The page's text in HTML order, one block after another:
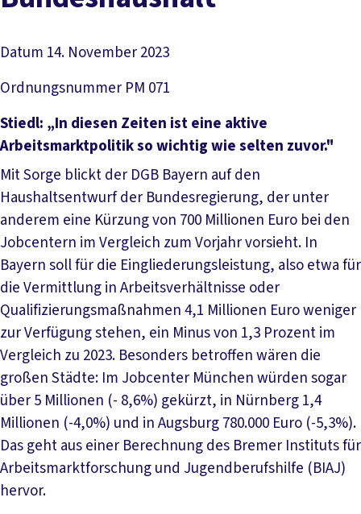
Datum 14. November 2023
Ordnungsnummer PM 071
Stiedl: „In diesen Zeiten ist eine aktive
Arbeitsmarktpolitik so wichtig wie selten zuvor."
Mit Sorge blickt der DGB Bayern auf den
Haushaltsentwurf der Bundesregierung, der unter
anderem eine Kürzung von 700 Millionen Euro bei den
Jobcentern im Vergleich zum Vorjahr vorsieht. In
Bayern soll für die Eingliederungsleistung, also etwa für
die Vermittlung in Arbeitsverhältnisse oder
Qualifizierungsmaßnahmen 4,1 Millionen Euro weniger
zur Verfügung stehen, ein Minus von 1,3 Prozent im
Vergleich zu 2023. Besonders betroffen wären die
großen Städte: Im Jobcenter München würden sogar
über 5 Millionen (- 8,6%) gekürzt, in Nürnberg 1,4
Millionen (-4,0%) und in Augsburg 780.000 Euro (-5,3%).
Das geht aus einer Berechnung des Bremer Instituts für
Arbeitsmarktforschung und Jugendberufshilfe (BIAJ)
hervor.